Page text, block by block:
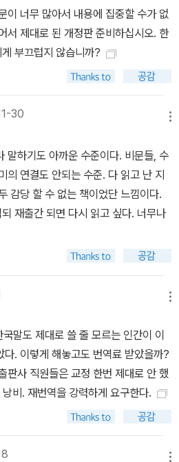
이 너무 많아서 내용에 집중할 수가 없
서 제대로 된 개정판 준비하십시오. 한
부끄럽지 않습니까?
30
말하기도 아까운 수준이다. 비문들, 수
의 연결도 안되는 수준. 다 읽고 난 지
감당 할 수 없는 책이었단 느낌이다.
재출간 되면 다시 읽고 싶다. 너무나
말도 제대로 쓸 줄 모르는 인간이 이
. 이렇게 해놓고도 번역료 받았을까?
판사 직원들은 교정 한번 제대로 안 했
비. 재번역을 강력하게 요구한다.